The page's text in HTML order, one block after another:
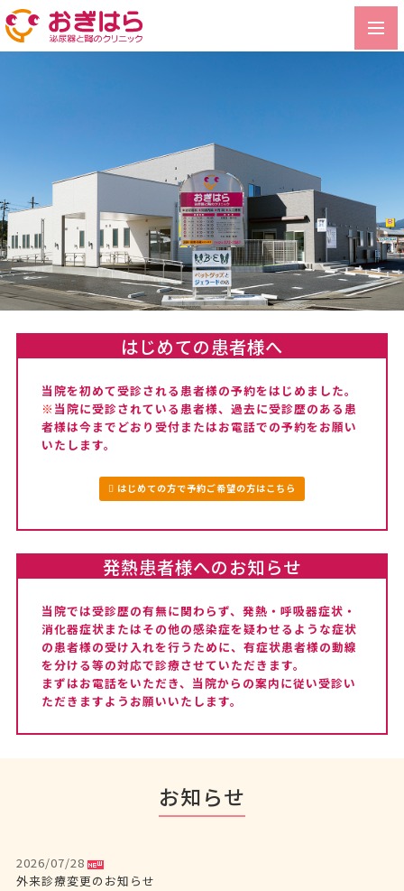
はじめての患者様へ
当院を初めて受診される患者様の予約をはじめました。
※ 当院に受診されている患者様、過去に受診歴のある患
者様は今までどおり受付またはお電話での予約をお願い
いたします。
はじめての方で予約ご希望の方はこちら
発熱患者様へのお知らせ
当院では受診歴の有無に関わらず、発熱・呼吸器症状・
消化器症状またはその他の感染症を疑わせるような症状
の患者様の受け入れを行うために、有症状患者様の動線
を分ける等の対応で診療させていただきます。
まずはお電話をいただき、当院からの案内に従い受診い
ただきますようお願いいたします。
お知らせ
2026/07/28
外来診療変更のお知らせ